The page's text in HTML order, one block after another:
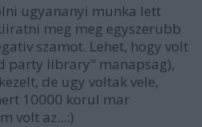
ugyananyi munka lett
meg meg egyszerubb
szamot. Lehet, hogy volt
party library" manapsag),
de ugy voltak vele,
10000 korul mar
volt az...:)